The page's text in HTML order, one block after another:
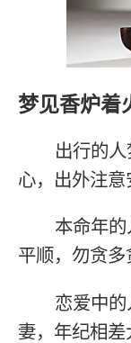
梦见香炉着
出行的
心，出外注意
本命年
平顺，勿贪
恋爱中
妻，年纪相